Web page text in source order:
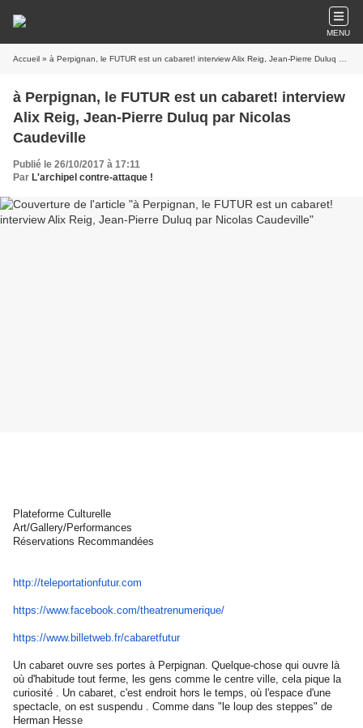
MENU
Accueil » à Perpignan, le FUTUR est un cabaret! interview Alix Reig, Jean-Pierre Duluq par Nicolas Caudeville
à Perpignan, le FUTUR est un cabaret! interview
Alix Reig, Jean-Pierre Duluq par Nicolas
Caudeville
Publié le 26/10/2017 à 17:11
Par L'archipel contre-attaque !
Plateforme Culturelle
Art/Gallery/Performances
Réservations Recommandées
http://teleportationfutur.com
https://www.facebook.com/theatrenumerique/
https://www.billetweb.fr/cabaretfutur
Un cabaret ouvre ses portes à Perpignan. Quelque-chose qui ouvre là
où d'habitude tout ferme, les gens comme le centre ville, cela pique la
curiosité . Un cabaret, c'est endroit hors le temps, où l'espace d'une
spectacle, on est suspendu . Comme dans "le loup des steppes" de
Herman Hesse